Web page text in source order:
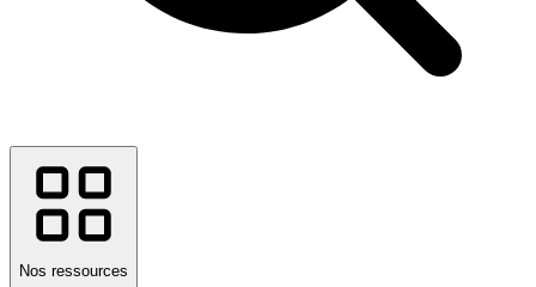
Nos ressources